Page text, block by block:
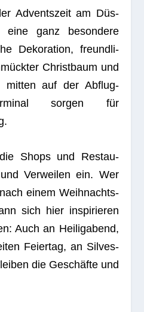
Advents­zeit am Düs­
eine ganz beson­dere
Deko­ra­tion, freund­li­
Christ­baum und
mit­ten auf der Abflug­
sor­gen für
Shops und Restau­
Ver­wei­len ein. Wer
einem Weih­nachts­
sich hier inspi­rie­ren
Auch an Hei­lig­abend,
Fei­er­tag, an Sil­ves­
die Geschäfte und